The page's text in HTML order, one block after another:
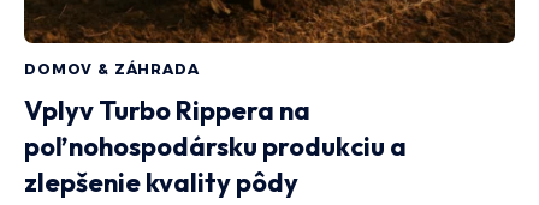
DOMOV & ZÁHRADA
Vplyv Turbo Rippera na
poľnohospodársku produkciu a
zlepšenie kvality pôdy